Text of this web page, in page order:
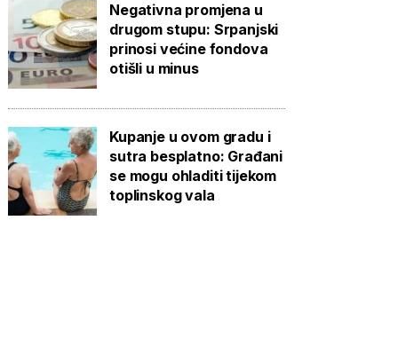
Negativna promjena u
drugom stupu: Srpanjski
prinosi većine fondova
otišli u minus
Kupanje u ovom gradu i
sutra besplatno: Građani
se mogu ohladiti tijekom
toplinskog vala